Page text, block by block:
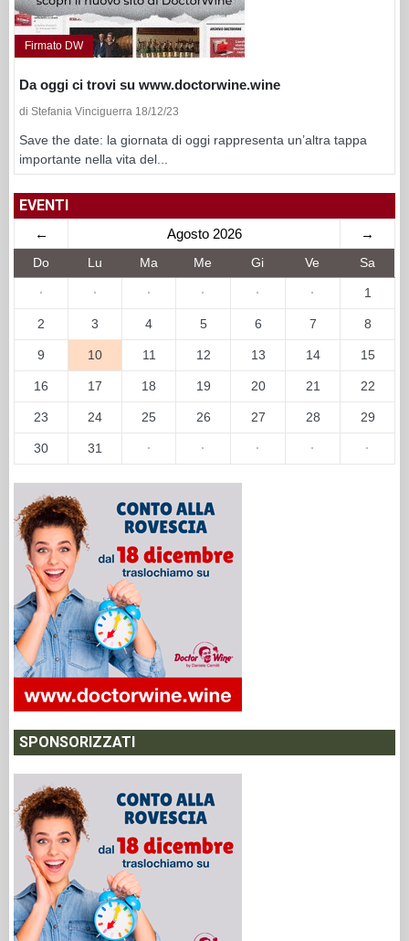
Firmato DW
Da oggi ci trovi su www.doctorwine.wine
di Stefania Vinciguerra 18/12/23
Save the date: la giornata di oggi rappresenta un’altra tappa
importante nella vita del...
EVENTI
← Agosto 2026 →
Do Lu Ma Me Gi Ve Sa
· · · · · · 1
2 3 4 5 6 7 8
9 10 11 12 13 14 15
16 17 18 19 20 21 22
23 24 25 26 27 28 29
30 31 · · · · ·
SPONSORIZZATI